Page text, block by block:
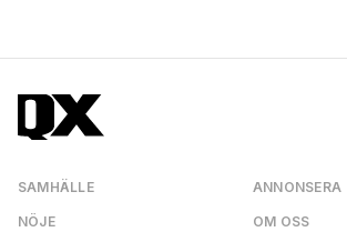
SAMHÄLLE
NÖJE
ANNONSERA
OM OSS